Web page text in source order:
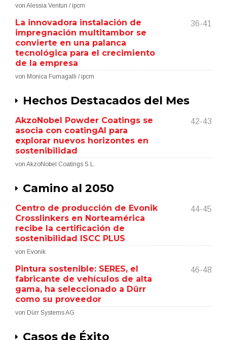
von Alessia Venturi / ipcm
La innovadora instalación de
impregnación multitambor se
convierte en una palanca
tecnológica para el crecimiento
de la empresa
36-41
von Monica Fumagalli / ipcm
Hechos Destacados del Mes
AkzoNobel Powder Coatings se
asocia con coatingAI para
explorar nuevos horizontes en
sostenibilidad
42-43
von AkzoNobel Coatings S.L.
Camino al 2050
Centro de producción de Evonik
Crosslinkers en Norteamérica
recibe la certificación de
sostenibilidad ISCC PLUS
44-45
von Evonik
Pintura sostenible: SERES, el
fabricante de vehículos de alta
gama, ha seleccionado a Dürr
como su proveedor
46-48
von Dürr Systems AG
Casos de Éxito